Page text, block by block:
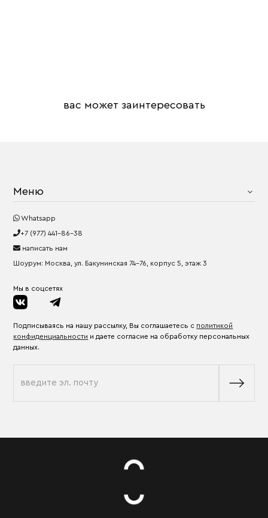
вас может заинтересовать
Меню
Whatsapp
+7 (977) 441-86-38
написать нам
Шоурум: Москва, ул. Бакунинская 74-76, корпус 5, этаж 3
Мы в соцсетях
Подписываясь на нашу рассылку, Вы соглашаетесь с политикой
конфиденциальности и даете согласие на обработку персональных
данных.